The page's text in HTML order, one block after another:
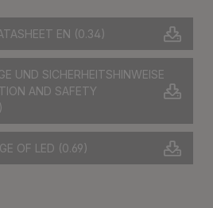
EN (0.34)
UND SICHERHEITSHINWEISE
AND SAFETY
OF LED (0.69)